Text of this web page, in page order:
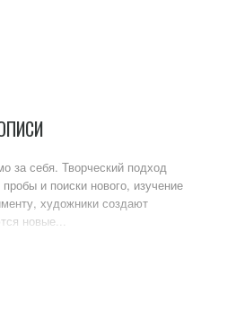
за себя. Творческий подход
и поиски нового, изучение
художники создают
новые...